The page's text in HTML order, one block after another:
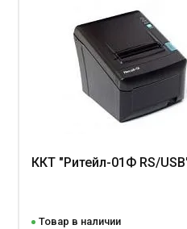
ККТ "Ритейл-01Ф RS/
Товар в наличии